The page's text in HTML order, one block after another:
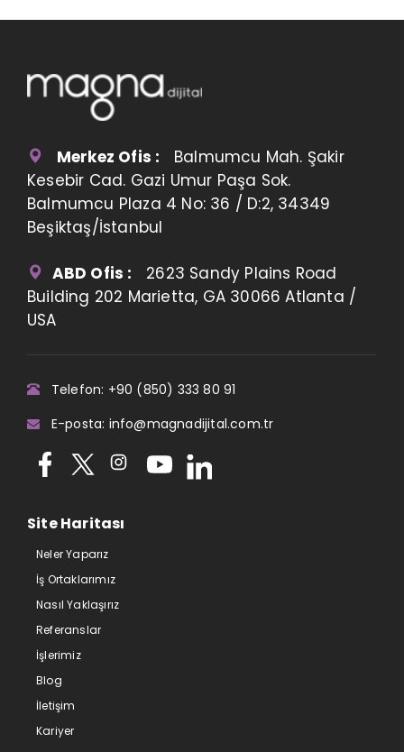
Merkez Ofis : Balmumcu Mah. Şakir
Kesebir Cad. Gazi Umur Paşa Sok.
Balmumcu Plaza 4 No: 36 / D:2, 34349
Beşiktaş/İstanbul
ABD Ofis : 2623 Sandy Plains Road
Building 202 Marietta, GA 30066 Atlanta /
USA
Telefon: +90 (850) 333 80 91
E-posta: info@magnadijital.com.tr
Site Haritası
Neler Yaparız
İş Ortaklarımız
Nasıl Yaklaşırız
Referanslar
İşlerimiz
Blog
İletişim
Kariyer